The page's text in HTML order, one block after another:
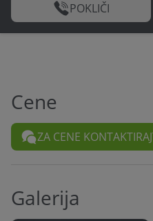
POKLIČI
Cene
ZA CENE
Galerija